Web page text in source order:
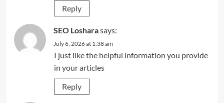
Reply
SEO Losharasays:
July 6, 2026 at 1:38 am
I just like the helpful information you provide
in your articles
Reply